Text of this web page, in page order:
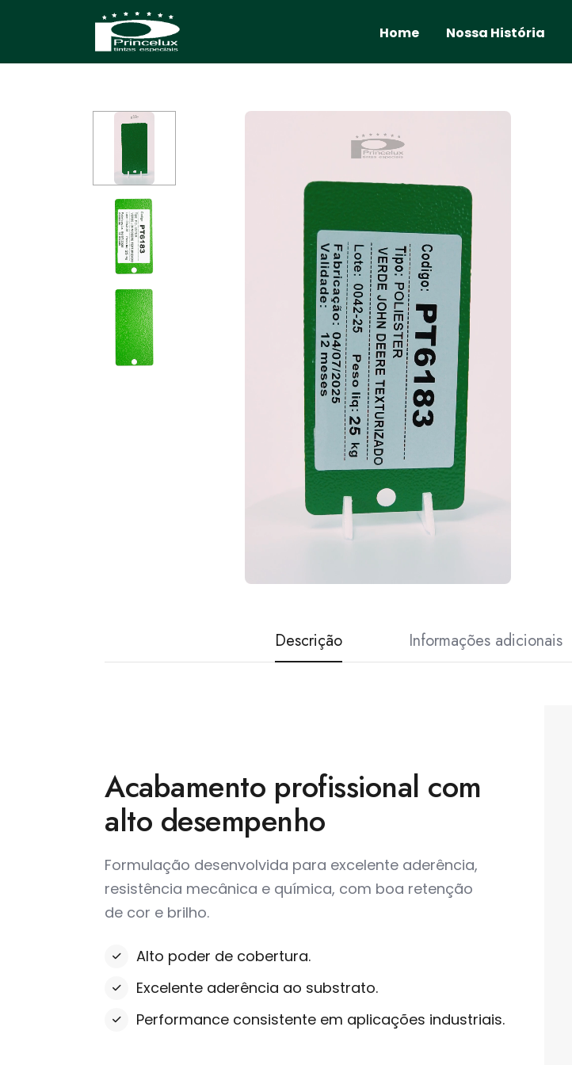
Home Nossa História
Descrição Informações adicionais
Acabamento profissional com
alto desempenho
Formulação desenvolvida para excelente aderência,
resistência mecânica e química, com boa retenção
de cor e brilho.
Alto poder de cobertura.
Excelente aderência ao substrato.
Performance consistente em aplicações industriais.